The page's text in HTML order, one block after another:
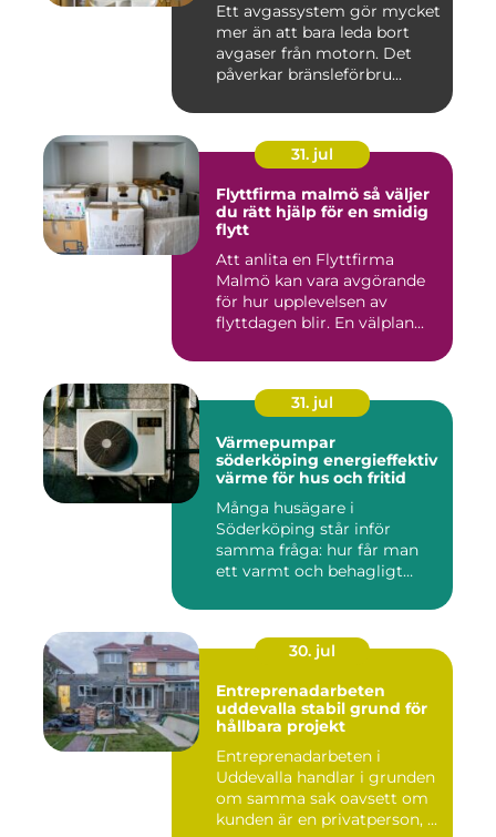
Ett avgassystem gör mycket
mer än att bara leda bort
avgaser från motorn. Det
påverkar bränsleförbru...
31. jul
Flyttfirma malmö så väljer
du rätt hjälp för en smidig
flytt
Att anlita en Flyttfirma
Malmö kan vara avgörande
för hur upplevelsen av
flyttdagen blir. En välplan...
31. jul
Värmepumpar
söderköping energieffektiv
värme för hus och fritid
Många husägare i
Söderköping står inför
samma fråga: hur får man
ett varmt och behagligt
30. jul
Entreprenadarbeten
uddevalla stabil grund för
hållbara projekt
Entreprenadarbeten i
Uddevalla handlar i grunden
om samma sak oavsett om
kunden är en privatperson, ...